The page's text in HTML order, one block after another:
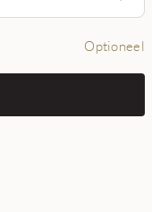
Optioneel